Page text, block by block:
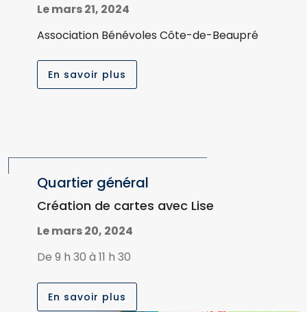
Le mars 21, 2024
Association Bénévoles Côte-de-Beaupré
En savoir plus
Quartier général
Création de cartes avec Lise
Le mars 20, 2024
De 9 h 30 à 11 h 30
En savoir plus